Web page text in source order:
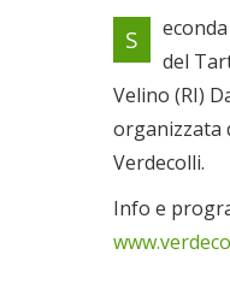
Locandina
Dal 18/
25/07/
S
del
Velino (RI)
organizzata
Verdecolli.
Info e